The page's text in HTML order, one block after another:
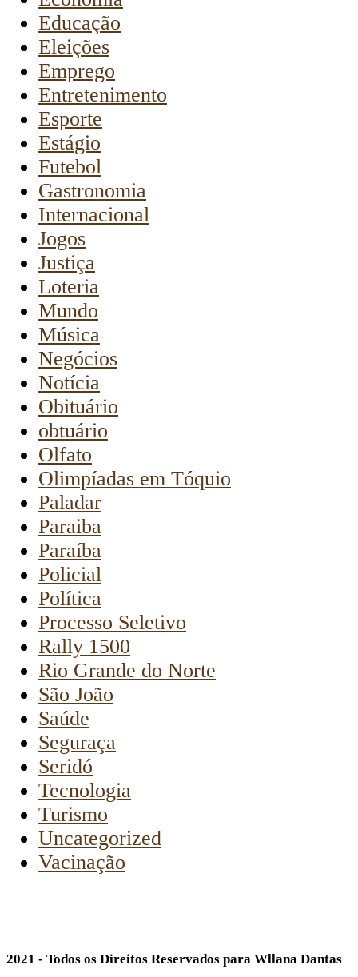
Educação
Eleições
Emprego
Entretenimento
Esporte
Estágio
Futebol
Gastronomia
Internacional
Jogos
Justiça
Loteria
Mundo
Música
Negócios
Notícia
Obituário
obtuário
Olfato
Olimpíadas em Tóquio
Paladar
Paraiba
Paraíba
Policial
Política
Processo Seletivo
Rally 1500
Rio Grande do Norte
São João
Saúde
Seguraça
Seridó
Tecnologia
Turismo
Uncategorized
Vacinação
2021 - Todos os Direitos Reservados para Wllana Dantas